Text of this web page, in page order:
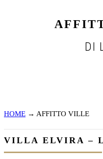
DI
HOME → AFFITTO VILLE
VILLA ELVIRA –